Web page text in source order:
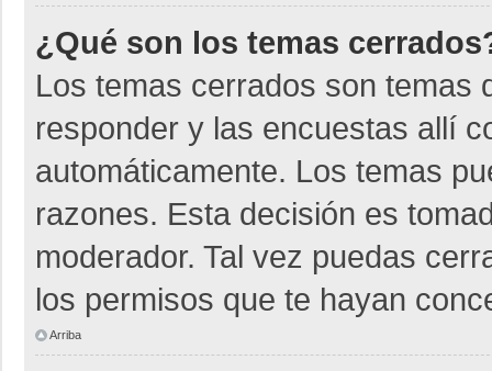
¿Qué son los temas
Los temas cerrados son temas
responder y las encuestas allí
automáticamente. Los temas
razones. Esta decisión es
moderador. Tal vez puedas
los permisos que te hayan
Arriba